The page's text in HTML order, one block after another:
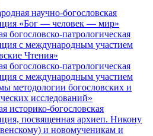
научно-богословская
«Бог — человек — мир»
богословско-патрологическая
с международным участием
Чтения»
богословско-патрологическая
с международным участием
методологии богословских и
исследований»
историко-богословская
посвященная архиеп. Никону
и новомученикам и